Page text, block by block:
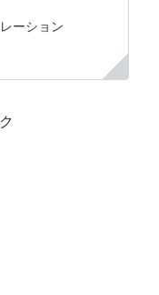
ーション